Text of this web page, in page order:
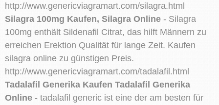
http://www.genericviagramart.com/silagra.html
Silagra 100mg Kaufen, Silagra Online - Silagra
100mg enthält Sildenafil Citrat, das hilft Männern zu
erreichen Erektion Qualität für lange Zeit. Kaufen
silagra online zu günstigen Preis.
http://www.genericviagramart.com/tadalafil.html
Tadalafil Generika Kaufen Tadalafil Generika
Online - tadalafil generic ist eine der am besten für